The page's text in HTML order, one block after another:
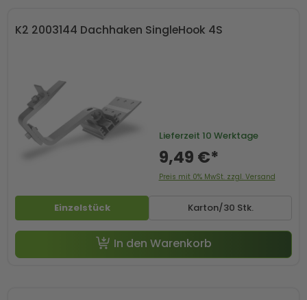
K2 2003144 Dachhaken SingleHook 4S
Einzelstück Karton/30 Stk.
Lieferzeit 10 Werktage
9,49 €*
Preis mit 0% MwSt. zzgl. Versand
In den Warenkorb